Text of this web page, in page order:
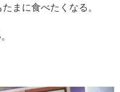
まに食べたくなる。